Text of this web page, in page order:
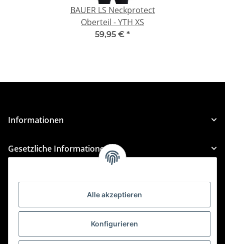
Alle akzeptieren
Konfigurieren
BAUER LS Neckprotect
Oberteil - YTH XS
59,95 € *
Informationen
Gesetzliche Informationen
Für Custom Anfragen und Custom Bestellungen auch
custom@htr-shop.com